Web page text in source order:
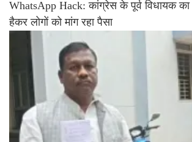
WhatsApp Hack: कांग्रेस के पूर्व विधायक
हैकर लोगों को मांग रहा पैसा